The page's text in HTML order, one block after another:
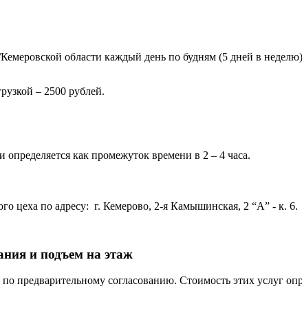
области каждый день по будням (5 дней в
– 2500 рублей.
определяется как промежуток времени в 2 – 4 часа.
цеха по адресу: г. Кемерово, 2-я Камышинская, 2 “А” - к. 6.
и подъем на этаж
согласованию. Стоимость этих услуг